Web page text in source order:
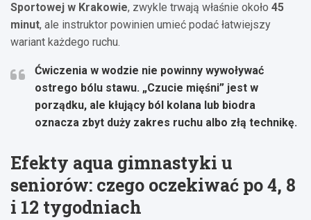
Sportowej w Krakowie, zwykle trwają właśnie około 45
minut, ale instruktor powinien umieć podać łatwiejszy
wariant każdego ruchu.
Ćwiczenia w wodzie nie powinny wywoływać
ostrego bólu stawu. „Czucie mięśni” jest w
porządku, ale kłujący ból kolana lub biodra
oznacza zbyt duży zakres ruchu albo złą technikę.
Efekty aqua gimnastyki u
seniorów: czego oczekiwać po 4, 8
i 12 tygodniach